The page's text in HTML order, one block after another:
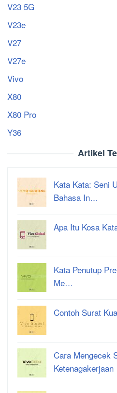
V23 5G
V23e
V27
V27e
Vivo
X80
X80 Pro
Y36
Artikel
Kata Kata: Seni
Bahasa In…
Apa Itu Kosa
Kata Penutup
Me…
Contoh Surat
Cara Mengecek
Ketenagakerjaan